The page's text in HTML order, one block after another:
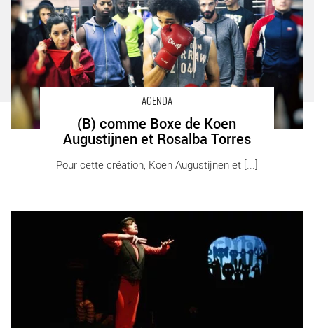
AGENDA
(B) comme Boxe de Koen
Augustijnen et Rosalba Torres
Pour cette création, Koen Augustijnen et [...]
Z’anima de Mié Coquempot - Critique sortie Danse Tremblay-en-
France Théâtre Louis Aragon